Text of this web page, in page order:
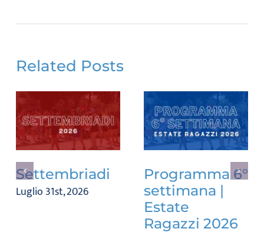
Related Posts
Settembriadi
Luglio 31st, 2026
Programma 6°
settimana |
Estate
Ragazzi 2026